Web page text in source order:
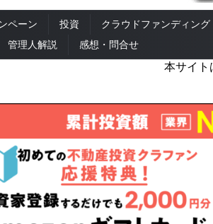
ペーン 投資 クラウドファンディン
管理人解説 感想・問合せ
本サイト